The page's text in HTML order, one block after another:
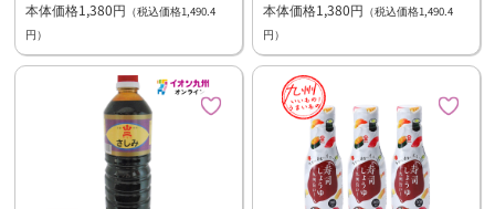
本体価格1,380円 （税込価格1,490.4
円）
本体価格1,380円 （税込価格1,490.4
円）